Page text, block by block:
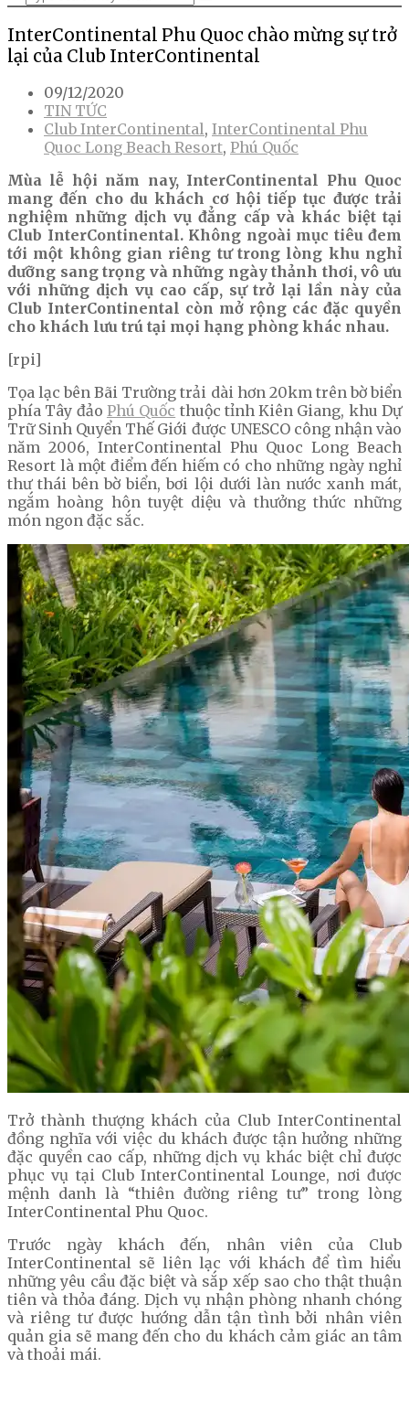
InterContinental Phu Quoc chào mừng sự trở
lại của Club InterContinental
09/12/2020
TIN TỨC
Club InterContinental, InterContinental Phu
Quoc Long Beach Resort, Phú Quốc
Mùa lễ hội năm nay, InterContinental Phu Quoc
mang đến cho du khách cơ hội tiếp tục được trải
nghiệm những dịch vụ đẳng cấp và khác biệt tại
Club InterContinental. Không ngoài mục tiêu đem
tới một không gian riêng tư trong lòng khu nghỉ
dưỡng sang trọng và những ngày thảnh thơi, vô ưu
với những dịch vụ cao cấp, sự trở lại lần này của
Club InterContinental còn mở rộng các đặc quyền
cho khách lưu trú tại mọi hạng phòng khác nhau.
[rpi]
Tọa lạc bên Bãi Trường trải dài hơn 20km trên bờ biển
phía Tây đảo Phú Quốc thuộc tỉnh Kiên Giang, khu Dự
Trữ Sinh Quyển Thế Giới được UNESCO công nhận vào
năm 2006, InterContinental Phu Quoc Long Beach
Resort là một điểm đến hiếm có cho những ngày nghỉ
thư thái bên bờ biển, bơi lội dưới làn nước xanh mát,
ngắm hoàng hôn tuyệt diệu và thưởng thức những
món ngon đặc sắc.
Trở thành thượng khách của Club InterContinental
đồng nghĩa với việc du khách được tận hưởng những
đặc quyền cao cấp, những dịch vụ khác biệt chỉ được
phục vụ tại Club InterContinental Lounge, nơi được
mệnh danh là “thiên đường riêng tư” trong lòng
InterContinental Phu Quoc.
Trước ngày khách đến, nhân viên của Club
InterContinental sẽ liên lạc với khách để tìm hiểu
những yêu cầu đặc biệt và sắp xếp sao cho thật thuận
tiên và thỏa đáng. Dịch vụ nhận phòng nhanh chóng
và riêng tư được hướng dẫn tận tình bởi nhân viên
quản gia sẽ mang đến cho du khách cảm giác an tâm
và thoải mái.